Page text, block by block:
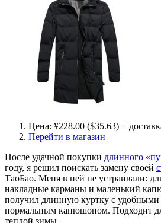
Цена: ¥228.00 ($35.63) +
Перейти в магазин
После удачной покупки длинного
году, я решил поискать замену своей
ТаоБао. Меня в ней не устраивали:
накладные карманы и маленький
получил длинную куртку с
нормальным капюшоном. Подходит
теплой зимы.